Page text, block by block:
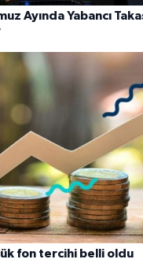
Ayında Yabancı
fon tercihi belli oldu